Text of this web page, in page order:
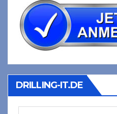
DRILLING-IT.DE